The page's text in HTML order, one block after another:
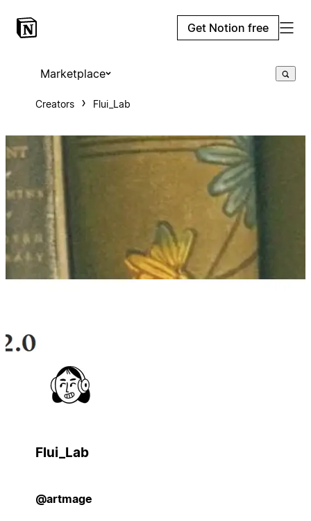
Get Notion free
Marketplace
Creators Flui_Lab
Flui_Lab
@artmage